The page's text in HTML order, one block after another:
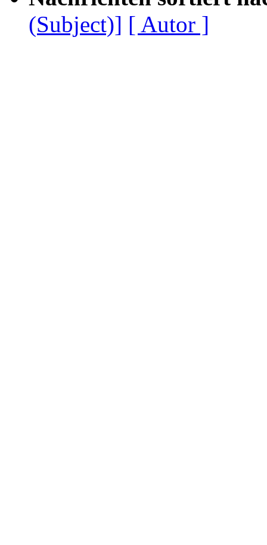
(Subject)] [ Autor ]